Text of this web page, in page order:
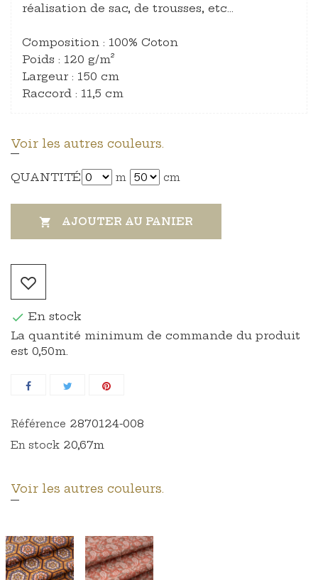
réalisation de sac, de trousses, etc…
Composition : 100% Coton
Poids : 120 g/m²
Largeur : 150 cm
Raccord : 11,5 cm
Voir les autres couleurs.
QUANTITÉ m cm
 AJOUTER AU PANIER
 En stock
La quantité minimum de commande du produit
est 0,50m.
Référence 2870124-008
En stock 20,67m
Voir les autres couleurs.